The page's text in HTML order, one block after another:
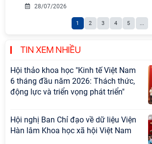
28/07/2026
1 2 3 4 5 ...
TIN XEM NHIỀU
Hội nghị Lãnh đạo Viện Hàn lâm
Khoa học xã hội Việt Nam làm việc
với Ban Chủ nhiệm các Chương trình
cấp Bộ
Hội thảo khoa học "Kinh tế Việt Nam
6 tháng đầu năm 2026: Thách thức,
động lực và triển vọng phát triển"
Hội nghị Ban Chỉ đạo về dữ liệu Viện
Hàn lâm Khoa học xã hội Việt Nam